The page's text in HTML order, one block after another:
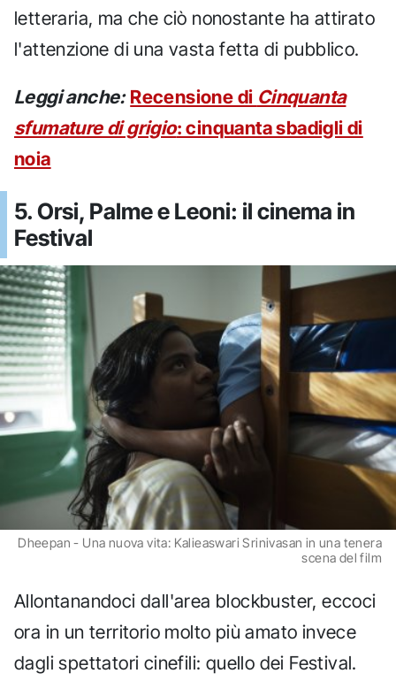
letteraria, ma che ciò nonostante ha attirato
l'attenzione di una vasta fetta di pubblico.
Leggi anche: Recensione di Cinquanta
sfumature di grigio: cinquanta sbadigli di
noia
5. Orsi, Palme e Leoni: il cinema in
Festival
Dheepan - Una nuova vita: Kalieaswari Srinivasan in una tenera
scena del film
Allontanandoci dall'area blockbuster, eccoci
ora in un territorio molto più amato invece
dagli spettatori cinefili: quello dei Festival.